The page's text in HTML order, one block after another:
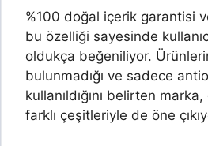
%100 doğal içerik garantisi
bu özelliği sayesinde
oldukça beğeniliyor.
bulunmadığı ve sadece
kullanıldığını belirten
farklı çeşitleriyle de öne